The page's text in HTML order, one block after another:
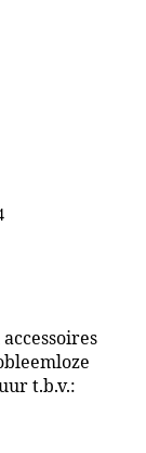
t.b.v.: